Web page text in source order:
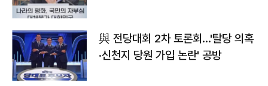
與 전당대회 2차 토론회…'탈당 의혹
·신천지 당원 가입 논란' 공방